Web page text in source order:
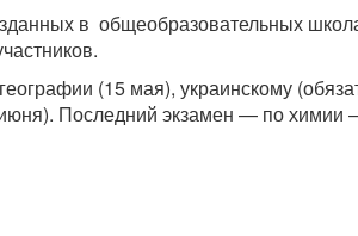
в общеобразовательных
(15 мая), украинскому
июня). Последний экзамен — по